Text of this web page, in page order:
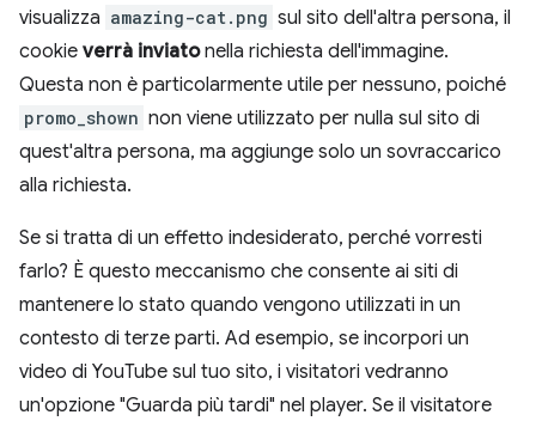
visualizza amazing-cat.png sul sito dell'altra persona, il
cookie verrà inviatonella richiesta dell'immagine.
Questa non è particolarmente utile per nessuno, poiché
promo_shown non viene utilizzato per nulla sul sito di
quest'altra persona, ma aggiunge solo un sovraccarico
alla richiesta.
Se si tratta di un effetto indesiderato, perché vorresti
farlo? È questo meccanismo che consente ai siti di
mantenere lo stato quando vengono utilizzati in un
contesto di terze parti. Ad esempio, se incorpori un
video di YouTube sul tuo sito, i visitatori vedranno
un'opzione "Guarda più tardi" nel player. Se il visitatore